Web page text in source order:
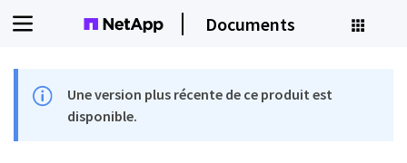
Documents
Une version plus récente de ce produit est
disponible.